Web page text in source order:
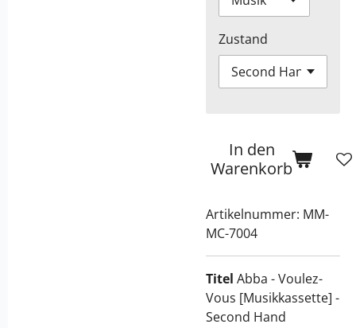
Zustand
In den
Warenkorb
Artikelnummer: MM-
MC-7004
Titel Abba - Voulez-
Vous [Musikkassette] -
Second Hand